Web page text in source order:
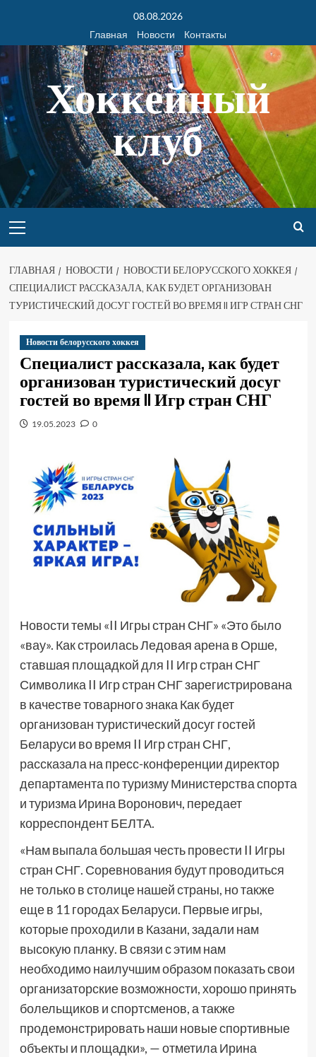
08.08.2026
Главная
Новости Контакты
Хоккейный
клуб
ГЛАВНАЯ НОВОСТИ
НОВОСТИ БЕЛОРУССКОГО ХОККЕЯ
СПЕЦИАЛИСТ РАССКАЗАЛА, КАК БУДЕТ ОРГАНИЗОВАН
ТУРИСТИЧЕСКИЙ ДОСУГ ГОСТЕЙ ВО ВРЕМЯ II ИГР СТРАН СНГ
Новости белорусского хоккея
Специалист рассказала, как будет
организован туристический досуг
гостей во время II Игр стран СНГ
19.05.2023 0
Новости темы «II Игры стран СНГ» «Это было
«вау». Как строилась Ледовая арена в Орше,
ставшая площадкой для II Игр стран СНГ
Символика II Игр стран СНГ зарегистрирована
в качестве товарного знака Как будет
организован туристический досуг гостей
Беларуси во время II Игр стран СНГ,
рассказала на пресс-конференции директор
департамента по туризму Министерства спорта
и туризма Ирина Воронович, передает
корреспондент БЕЛТА.
«Нам выпала большая честь провести II Игры
стран СНГ. Соревнования будут проводиться
не только в столице нашей страны, но также
еще в 11 городах Беларуси. Первые игры,
которые проходили в Казани, задали нам
высокую планку. В связи с этим нам
необходимо наилучшим образом показать свои
организаторские возможности, хорошо принять
болельщиков и спортсменов, а также
продемонстрировать наши новые спортивные
объекты и площадки», — отметила Ирина